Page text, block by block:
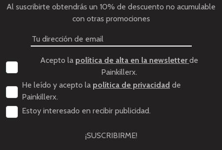
Al suscribirte obtendrás un 10% de descuento no acumulable
con otras promociones
Acepto la política de alta en la newsletterde
Painkillerx.
He leído y acepto la política de privacidad de
Painkillerx.
Estoy interesado en recibir publicidad.
¡SUSCRIBIRME!